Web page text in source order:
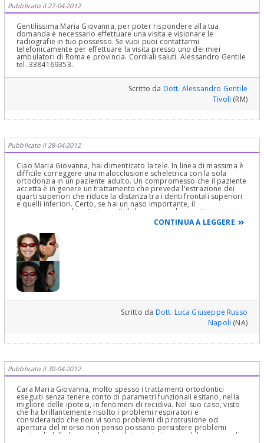
Pubblicato il 27-04-2012
Gentilissima Maria Giovanna, per poter rispondere alla tua
domanda è necessario effettuare una visita e visionare le
radiografie in tuo possesso. Se vuoi puoi contattarmi
telefonicamente per effettuare la visita presso uno dei miei
ambulatori di Roma e provincia. Cordiali saluti. Alessandro Gentile
tel. 3384169353.
Scritto da Dott. Alessandro Gentile
Tivoli (RM)
Pubblicato il 28-04-2012
Ciao Maria Giovanna, hai dimenticato la tele. In linea di massima è
difficile correggere una malocclusione scheletrica con la sola
ortodonzia in un paziente adulto. Un compromesso che il paziente
accetta è in genere un trattamento che preveda l'estrazione dei
quarti superiori che riduce la distanza tra i denti frontali superiori
e quelli inferiori. Certo, se hai un naso importante, il
compromesso diventa inaccettabile, a meno che non ti
sottoponga a chirurgia del naso così come ha fatto la paziente di
CONTINUA A LEGGERE
Scritto da Dott. Luca Giuseppe Russo
Napoli (NA)
Pubblicato il 30-04-2012
Cara Maria Giovanna, molto spesso i trattamenti ortodontici
eseguiti senza tenere conto di parametri funzionali esitano, nella
migliore delle ipotesi, in fenomeni di recidiva. Nel suo caso, visto
che ha brillantemente risolto i problemi respiratori e
considerando che non vi sono problemi di protrusione od
apertura del morso non penso possano persistere problemi
posturali della lingua ed è assolutamente impensabile cercare di